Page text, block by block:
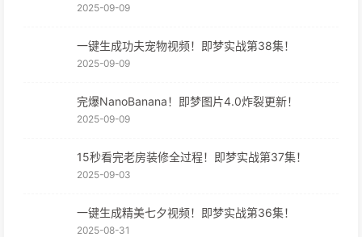
2025-09-09
一键生成功夫宠物视频！即梦实战第38集！
2025-09-09
完爆NanoBanana！即梦图片4.0炸裂更新！
2025-09-09
15秒看完老房装修全过程！即梦实战第37集！
2025-09-03
一键生成精美七夕视频！即梦实战第36集！
2025-08-31